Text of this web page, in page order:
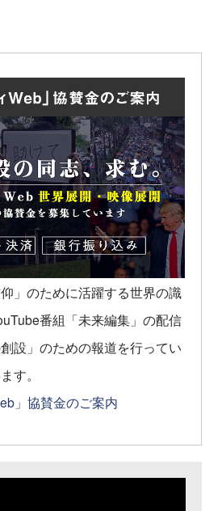
仰」のために活躍する世界の識
番組「未来編集」の配信
設」のための報道を行ってい
す。
」協賛金のご案内